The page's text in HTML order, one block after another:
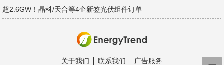
超2.6GW！晶科/天合等4企新签光伏组件订单
关于我们 联系我们 广告服务